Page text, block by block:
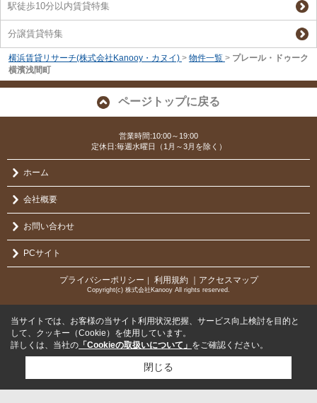
駅徒歩10分以内賃貸特集
分譲賃貸特集
横浜賃貸リサーチ(株式会社Kanooy・カヌイ) > 物件一覧 > プレール・ドゥーク
横濱浅間町
ページトップに戻る
営業時間:10:00～19:00
定休日:毎週水曜日（1月～3月を除く）
ホーム
会社概要
お問い合わせ
PCサイト
プライバシーポリシー 利用規約 ｜アクセスマップ
Copyright(c) 株式会社Kanooy All rights reserved.
当サイトでは、お客様の当サイト利用状況把握、サービス向上検討を目的と
して、クッキー（Cookie）を使用しています。
詳しくは、当社の 「Cookieの取扱いについて」 をご確認ください。
閉じる